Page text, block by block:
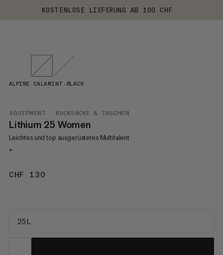
KOSTENLOSE LIEFERUNG AB 100 CHF
EQUIPMENT RUCKSÄCKE & TASCHEN
Lithium 25 Women
Leichtes und top ausgerüstetes Multitalent
+
CHF 130
ALPINE CALAMINT-BLACK
25 L